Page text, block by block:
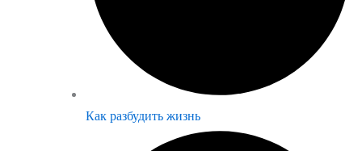
Как разбудить жизнь